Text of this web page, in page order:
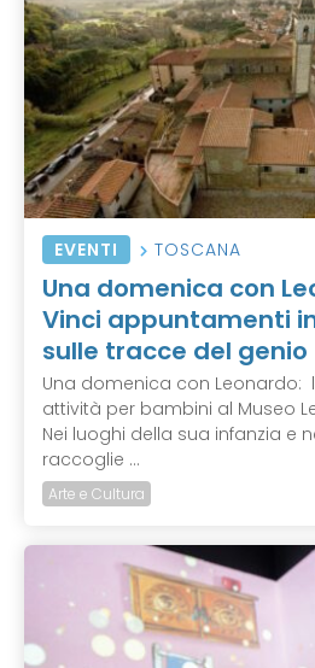
EVENTI TOSCANA
Una domenica con
Vinci appuntamenti
sulle tracce del genio
Una domenica con Leonardo:
attività per bambini al Museo
Nei luoghi della sua infanzia e
raccoglie ...
Arte e Cultura